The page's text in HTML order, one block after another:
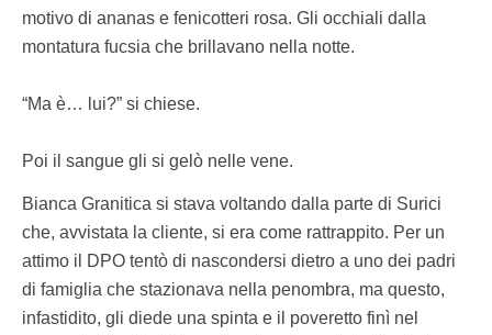
motivo di ananas e fenicotteri rosa. Gli occhiali dalla
montatura fucsia che brillavano nella notte.
“Ma è… lui?” si chiese.
Poi il sangue gli si gelò nelle vene.
Bianca Granitica si stava voltando dalla parte di Surici
che, avvistata la cliente, si era come rattrappito. Per un
attimo il DPO tentò di nascondersi dietro a uno dei padri
di famiglia che stazionava nella penombra, ma questo,
infastidito, gli diede una spinta e il poveretto finì nel